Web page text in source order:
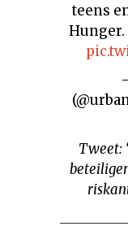
teens
Hunger.
—
Tweet: “Neue Forschung: Warum